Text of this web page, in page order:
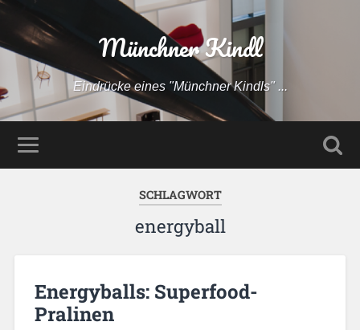
Münchner Kindl
Eindrücke eines "Münchner Kindls" ...
SCHLAGWORT
energyball
Energyballs: Superfood-
Pralinen